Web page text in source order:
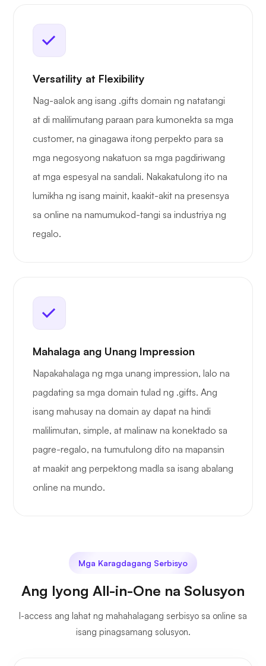
Versatility at Flexibility
Nag-aalok ang isang .gifts domain ng natatangi
at di malilimutang paraan para kumonekta sa mga
customer, na ginagawa itong perpekto para sa
mga negosyong nakatuon sa mga pagdiriwang
at mga espesyal na sandali. Nakakatulong ito na
lumikha ng isang mainit, kaakit-akit na presensya
sa online na namumukod-tangi sa industriya ng
regalo.
Mahalaga ang Unang Impression
Napakahalaga ng mga unang impression, lalo na
pagdating sa mga domain tulad ng .gifts. Ang
isang mahusay na domain ay dapat na hindi
malilimutan, simple, at malinaw na konektado sa
pagre-regalo, na tumutulong dito na mapansin
at maakit ang perpektong madla sa isang abalang
online na mundo.
Mga Karagdagang Serbisyo
Ang Iyong All-in-One na Solusyon
I-access ang lahat ng mahahalagang serbisyo sa online sa
isang pinagsamang solusyon.